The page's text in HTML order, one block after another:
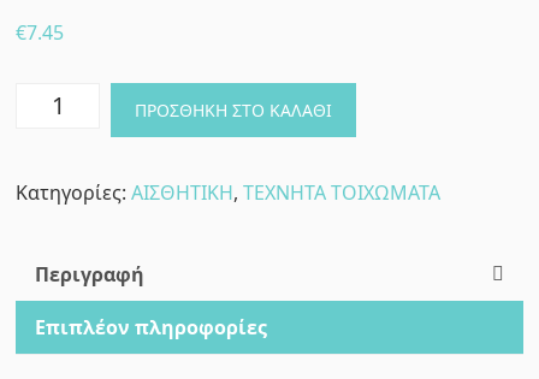
€7.45
Fixing
ΣΦΗΝΕΣ
100τεμ.
-
Λεπτές
ΠΡΟΣΘΉΚΗ ΣΤΟ ΚΑΛΆΘΙ
Κατηγορίες:ΑΙΣΘΗΤΙΚΗ,ΤΕΧΝΗΤΑ ΤΟΙΧΩΜΑΤΑ
Περιγραφή
Επιπλέον πληροφορίες